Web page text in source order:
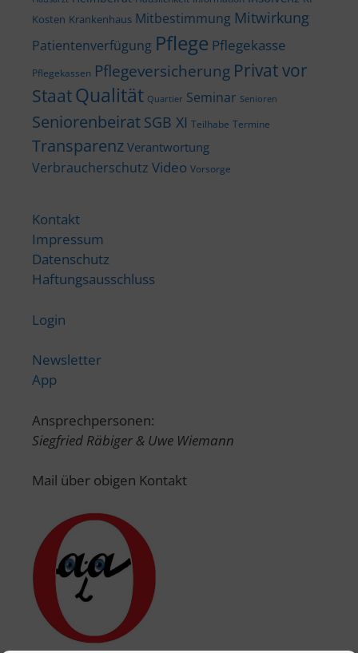
Kosten Krankenhaus Mitbestimmung Mitwirkung
Patientenverfügung Pflege Pflegekasse
Pflegekassen Pflegeversicherung Privat vor
StaatQualität Quartier Seminar Senioren
Seniorenbeirat SGB XI Teilhabe Termine
Transparenz Verantwortung
Verbraucherschutz Video Vorsorge
Kontakt
Impressum
Datenschutz
Haftungsausschluss
Login
Newsletter
App
Ansprechpersonen:
Siegfried Räbiger & Uwe Wiemann
Mail über obigen Kontakt